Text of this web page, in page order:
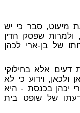
מיעוט, סבר כי יש
שפסק הדין
של בן-ארי לכהן
דעים אלא בחילוקי
וידוע כי לא
יכהן בכנסת - היא
של שופט בית